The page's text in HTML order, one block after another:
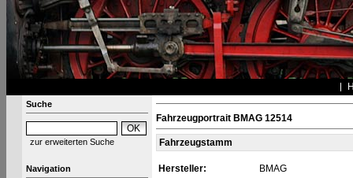
Suche
zur erweiterten Suche
Navigation
Fahrzeugportrait BMAG 12514
Fahrzeugstamm
Hersteller:
BMAG